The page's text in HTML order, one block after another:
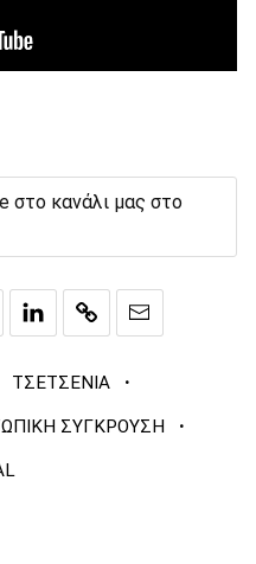
στο κανάλι μας στο
ΤΣΕΤΣΕΝΙΑ ·
ΣΥΓΚΡΟΥΣΗ ·